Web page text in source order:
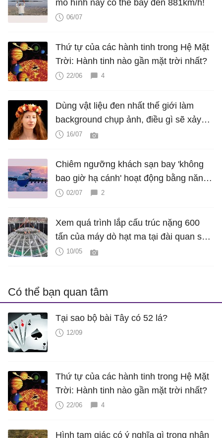
mô hình này có thể bay đến 881km/h!
06/07
Thứ tự của các hành tinh trong Hệ Mặt
Trời: Hành tinh nào gần mặt trời nhất?
22/06 4
Dùng vật liệu đen nhất thế giới làm
background chụp ảnh, điều gì sẽ xảy
ra?16/07
Chiêm ngưỡng khách sạn bay 'không
bao giờ hạ cánh' hoạt động bằng năng
lượng hạt nhân
02/07 2
Xem quá trình lắp cấu trúc nặng 600
tấn của máy dò hạt ma tại đài quan sát
dưới lòng đất
10/05
Có thể bạn quan tâm
Tại sao bộ bài Tây có 52 lá?
12/09
Thứ tự của các hành tinh trong Hệ Mặt
Trời: Hành tinh nào gần mặt trời nhất?
22/06 4
Hình tam giác có ý nghĩa gì trong nhân